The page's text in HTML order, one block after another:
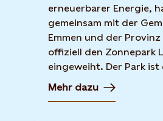
erneuerbarer Energie,
gemeinsam mit der
Emmen und der
offiziell den Zonnepark
eingeweiht. Der Park
Mehr dazu